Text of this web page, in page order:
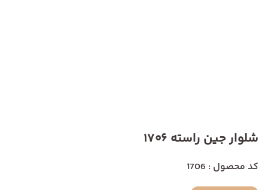
شلوار جین راسته 1706
کد محصول : 1706